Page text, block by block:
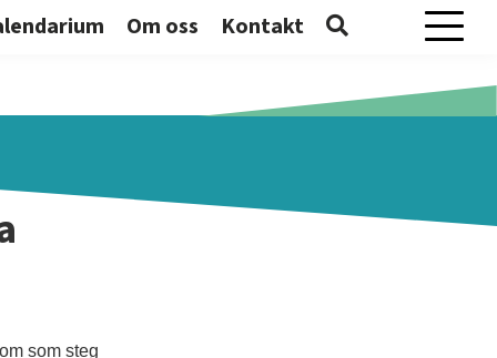
Om oss Kontakt
som steg